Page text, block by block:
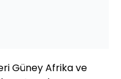
Güney Afrika ve